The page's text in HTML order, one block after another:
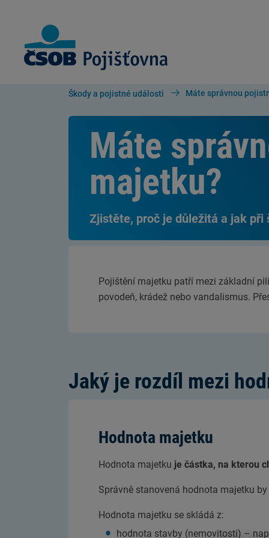
Škody a pojistné události Máte správnou
Máte
majetku?
Zjistěte, proč je důležitá a jak
Pojištění majetku patří mezi základní
povodeň, krádež nebo vandalismus.
Jaký je rozdíl mezi
Hodnota majetku
Hodnota majetku je částka, na kterou
Správně stanovená hodnota majetku
Hodnota majetku se skládá z:
hodnota stavby (nemovitosti) –